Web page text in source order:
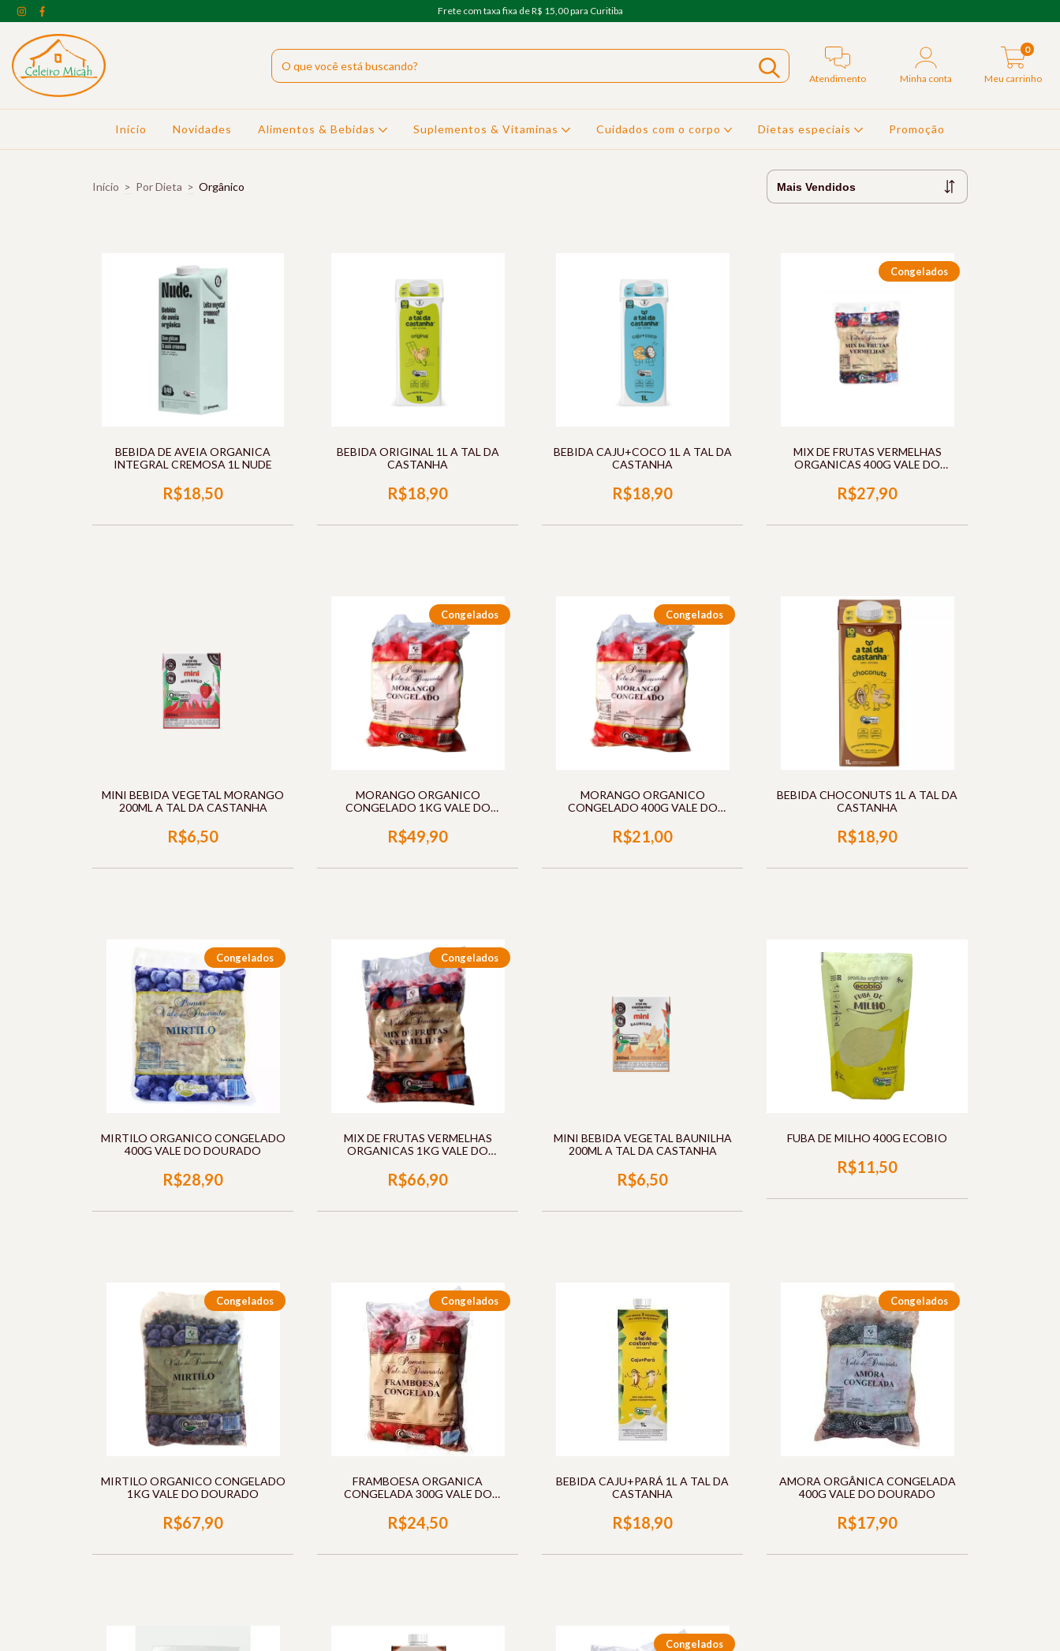
Frete com taxa fixa de R$ 15,00 para Curitiba
Atendimento Minha conta Meu carrinho
0
Início Novidades Alimentos & Bebidas Suplementos & Vitaminas Cuidados com o corpo Dietas especiais Promoção
Início > Por Dieta > Orgânico
BEBIDA DE AVEIA ORGANICA
INTEGRAL CREMOSA 1L NUDE
R$18,50
BEBIDA ORIGINAL 1L A TAL DA
CASTANHA
R$18,90
BEBIDA CAJU+COCO 1L A TAL DA
CASTANHA
R$18,90
Congelados
MIX DE FRUTAS VERMELHAS
ORGANICAS 400G VALE DO
R$27,90
MINI BEBIDA VEGETAL MORANGO
200ML A TAL DA CASTANHA
R$6,50
Congelados
MORANGO ORGANICO
CONGELADO 1KG VALE DO
R$49,90
Congelados
MORANGO ORGANICO
CONGELADO 400G VALE DO
R$21,00
BEBIDA CHOCONUTS 1L A TAL DA
CASTANHA
R$18,90
Congelados
MIRTILO ORGANICO CONGELADO
400G VALE DO DOURADO
R$28,90
Congelados
MIX DE FRUTAS VERMELHAS
ORGANICAS 1KG VALE DO
R$66,90
MINI BEBIDA VEGETAL BAUNILHA
200ML A TAL DA CASTANHA
R$6,50
FUBA DE MILHO 400G ECOBIO
R$11,50
Congelados
MIRTILO ORGANICO CONGELADO
1KG VALE DO DOURADO
R$67,90
Congelados
FRAMBOESA ORGANICA
CONGELADA 300G VALE DO
R$24,50
BEBIDA CAJU+PARÁ 1L A TAL DA
CASTANHA
R$18,90
Congelados
AMORA ORGÂNICA CONGELADA
400G VALE DO DOURADO
R$17,90
Congelados